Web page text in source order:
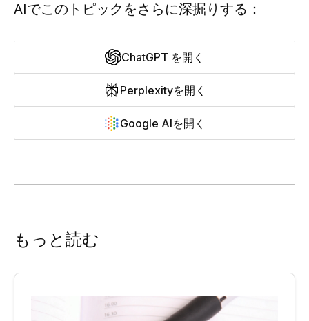
AIでこのトピックをさらに深掘りする：
ChatGPT を開く
Perplexityを開く
Google AIを開く
もっと読む